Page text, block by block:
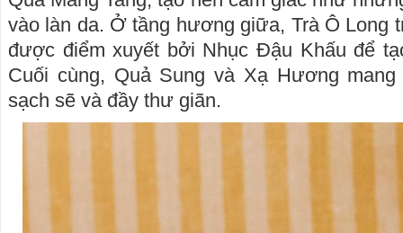
vào làn da. Ở tầng hương giữa, Trà Ô Long
được điểm xuyết bởi Nhục Đậu Khấu để
Cuối cùng, Quả Sung và Xạ Hương
sạch sẽ và đầy thư giãn.